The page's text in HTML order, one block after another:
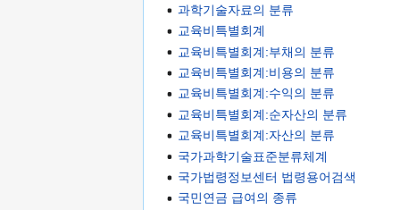
과학기술자료의 분류
교육비특별회계
교육비특별회계:부채의 분류
교육비특별회계:비용의 분류
교육비특별회계:수익의 분류
교육비특별회계:순자산의 분류
교육비특별회계:자산의 분류
국가과학기술표준분류체계
국가법령정보센터 법령용어검색
국민연금 급여의 종류